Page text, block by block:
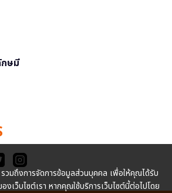
กษมี
วมถึงการจัดการข้อมูลส่วนบุคคล เพื่อให้คุณได้รับ
เว็บไซต์เรา หากคุณใช้บริการเว็บไซต์นี้ต่อไปโดย